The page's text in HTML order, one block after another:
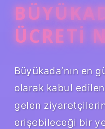
ÜCRETI
Büyükada’nın en
olarak kabul
gelen
erişebileceği bir